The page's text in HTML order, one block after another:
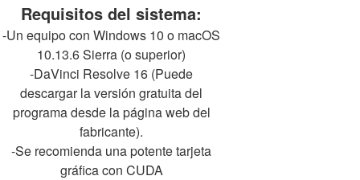
Requisitos del sistema:
-Un equipo con Windows 10 o macOS
10.13.6 Sierra (o superior)
-DaVinci Resolve 16 (Puede
descargar la versión gratuita del
programa desde la página web del
fabricante).
-Se recomienda una potente tarjeta
gráfica con CUDA